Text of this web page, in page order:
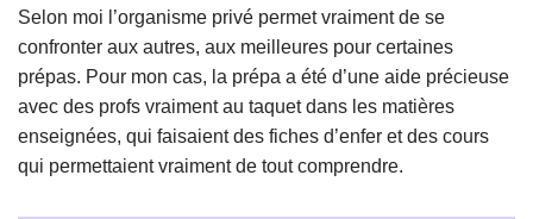
Selon moi l’organisme privé permet vraiment de se
confronter aux autres, aux meilleures pour certaines
prépas. Pour mon cas, la prépa a été d’une aide précieuse
avec des profs vraiment au taquet dans les matières
enseignées, qui faisaient des fiches d’enfer et des cours
qui permettaient vraiment de tout comprendre.